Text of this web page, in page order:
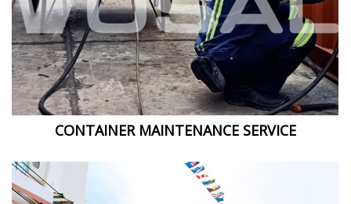
CONTAINER MAINTENANCE SERVICE